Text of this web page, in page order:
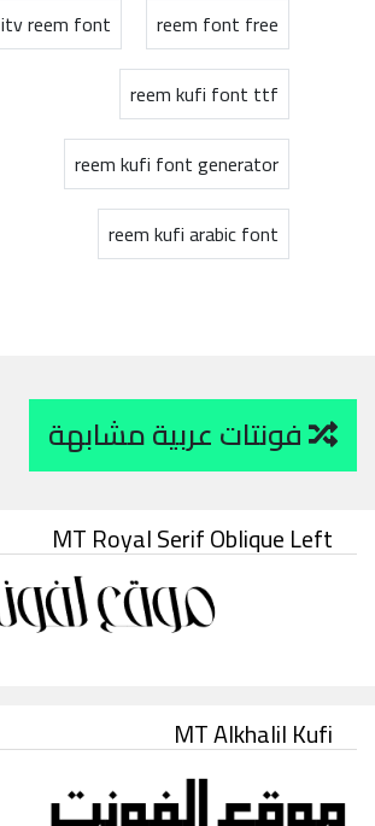
reem font free
itv reem font
reem kufi font ttf
reem kufi font generator
reem kufi arabic font
MT Royal Serif Oblique Left
MT Alkhalil Kufi